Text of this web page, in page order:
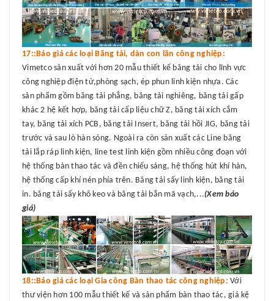
17::Báo giá các loại Băng tải, dàn con lăn công nghiệp:
Vimetco sản xuất với hơn 20 mẫu thiết kế băng tải cho lĩnh vực
công nghiệp điện tử,phòng sạch, ép phun linh kiện nhựa. Các
sản phẩm gồm băng tải phẳng, băng tải nghiêng, băng tải gấp
khác 2 hệ kết hợp, băng tải cấp liệu chữ Z, băng tải xích cắm
tay, băng tải xích PCB, băng tải Insert, băng tải hồi JIG, băng tải
trước và sau lò hàn sóng. Ngoài ra còn sản xuất các Line băng
tải lắp ráp linh kiện, line test linh kiện gồm nhiều công đoạn với
hệ thống bàn thao tác và đền chiếu sáng, hệ thống hút khí hàn,
hệ thống cấp khí nén phía trên. Băng tải sấy linh kiện, băng tải
in. băng tải sấy khô keo và băng tải bắn mã vạch,...(Xem báo
giá)
18::Báo giá các loại Gia công Bàn thao tác công nghiệp: Với
thư viện hơn 100 mẫu thiết kế và sản phẩm bàn thao tác, giá kệ